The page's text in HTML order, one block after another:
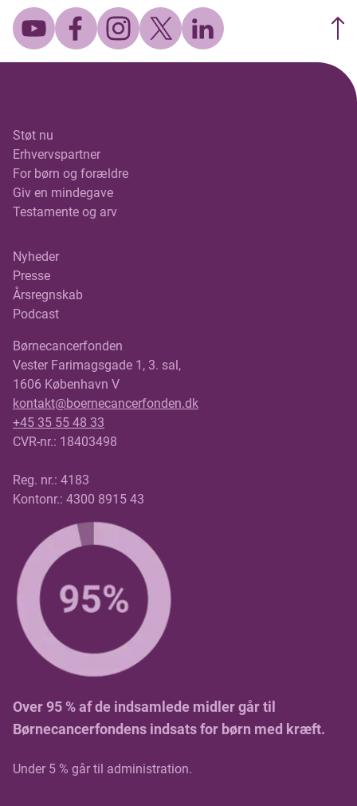
Støt nu
Erhvervspartner
For børn og forældre
Giv en mindegave
Testamente og arv
Nyheder
Presse
Årsregnskab
Podcast
Børnecancerfonden
Vester Farimagsgade 1, 3. sal,
1606 København V
kontakt@boernecancerfonden.dk
+45 35 55 48 33
CVR-nr.: 18403498
Reg. nr.: 4183
Kontonr.: 4300 8915 43
Over 95 % af de indsamlede midler går til
Børnecancerfondens indsats for børn med kræft.
Under 5 % går til administration.